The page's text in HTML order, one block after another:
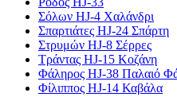
Σόλων HJ-4 Χαλάνδρι
Σπαρτιάτες HJ-24 Σπάρτη
Στρυμών HJ-8 Σέρρες
Τράντας HJ-15 Κοζάνη
Φάληρος HJ-38 Παλαιό
Φίλιππος HJ-14 Καβάλα